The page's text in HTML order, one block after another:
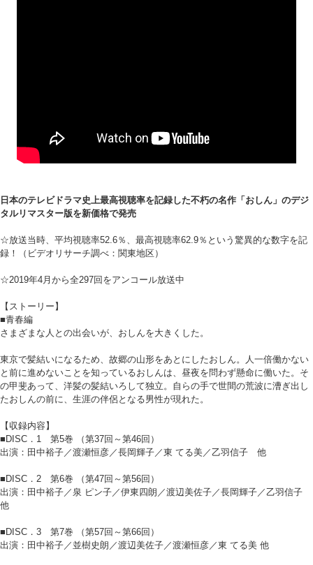
日本のテレビドラマ史上最高視聴率を記録した不朽の名作「おしん」のデジ
タルリマスター版を新価格で発売
☆放送当時、平均視聴率52.6％、最高視聴率62.9％という驚異的な数字を記
録！（ビデオリサーチ調べ：関東地区）
☆2019年4月から全297回をアンコール放送中
【ストーリー】
■青春編
さまざまな人との出会いが、おしんを大きくした。
東京で髪結いになるため、故郷の山形をあとにしたおしん。人一倍働かない
と前に進めないことを知っているおしんは、昼夜を問わず懸命に働いた。そ
の甲斐あって、洋髪の髪結いろして独立。自らの手で世間の荒波に漕ぎ出し
たおしんの前に、生涯の伴侶となる男性が現れた。
【収録内容】
■DISC．1 第5巻 （第37回～第46回）
出演：田中裕子／渡瀬恒彦／長岡輝子／東 てる美／乙羽信子 他
■DISC．2 第6巻 （第47回～第56回）
出演：田中裕子／泉 ピン子／伊東四朗／渡辺美佐子／長岡輝子／乙羽信子
他
■DISC．3 第7巻 （第57回～第66回）
出演：田中裕子／並樹史朗／渡辺美佐子／渡瀬恒彦／東 てる美 他